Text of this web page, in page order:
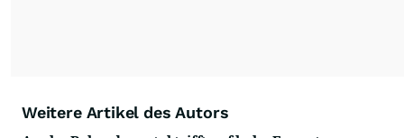
Weitere Artikel des Autors